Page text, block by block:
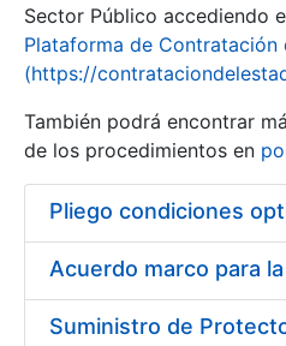
Mostrar/Ocultar
Sector Público accediendo
Plataforma de Contratación
(https://
También podrá encontrar
de los procedimientos en